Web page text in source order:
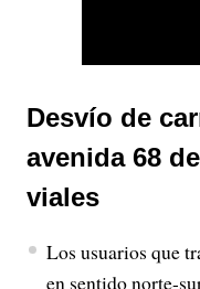
Desvío de
avenida 68
viales
Los usuarios que
en sentido norte-